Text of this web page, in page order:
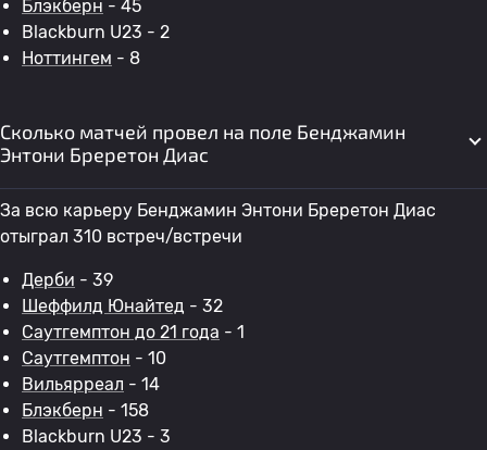
Блэкберн - 45
Blackburn U23 - 2
Ноттингем - 8
Сколько матчей провел на поле Бенджамин
Энтони Бреретон Диас
За всю карьеру Бенджамин Энтони Бреретон Диас
отыграл 310 встреч/встречи
Дерби - 39
Шеффилд Юнайтед - 32
Саутгемптон до 21 года - 1
Саутгемптон - 10
Вильярреал - 14
Блэкберн - 158
Blackburn U23 - 3